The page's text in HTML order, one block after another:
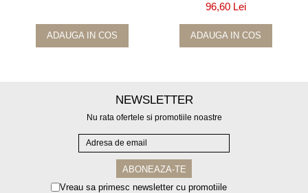
ADAUGA IN COS
96,60 Lei
ADAUGA IN COS
NEWSLETTER
Nu rata ofertele si promotiile noastre
Vreau sa primesc newsletter cu promotiile